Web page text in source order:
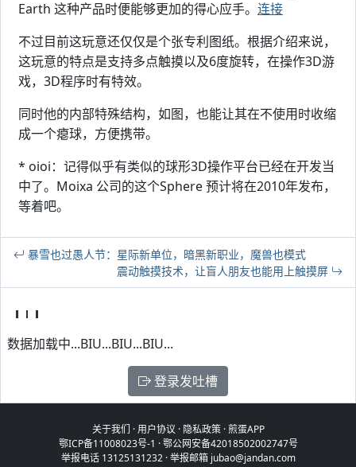
Earth 这种产品时便能够更加的得心应手。 连接
不过目前这玩意还仅仅是个张专利图纸。根据介绍来说，
这玩意的特点是支持多点触摸以及6度旋转，在操作3D游
戏，3D程序时有特效。
同时他的内部特殊结构，如图，也能让其在不使用时收缩
成一个瘪球，方便携带。
* oioi：记得似乎有类似的球形3D操作平台已经在开发当
中了。Moixa 公司的这个Sphere 预计将在2010年发布，
等着吧。
暴雪也过愚人节：星际新单位，暗黑新职业，魔兽也模式
震动触摸技术，让盲人朋友也能用上触摸屏
数据加载中...BIU...BIU...BIU...
登录发吐槽
关于我们 ·用户协议 · 隐私政策·煎蛋APP
鄂ICP备11008023号-1 ·鄂公网安备42018502002747号
举报电话 13125131232 · 举报邮箱 jubao@jandan.com